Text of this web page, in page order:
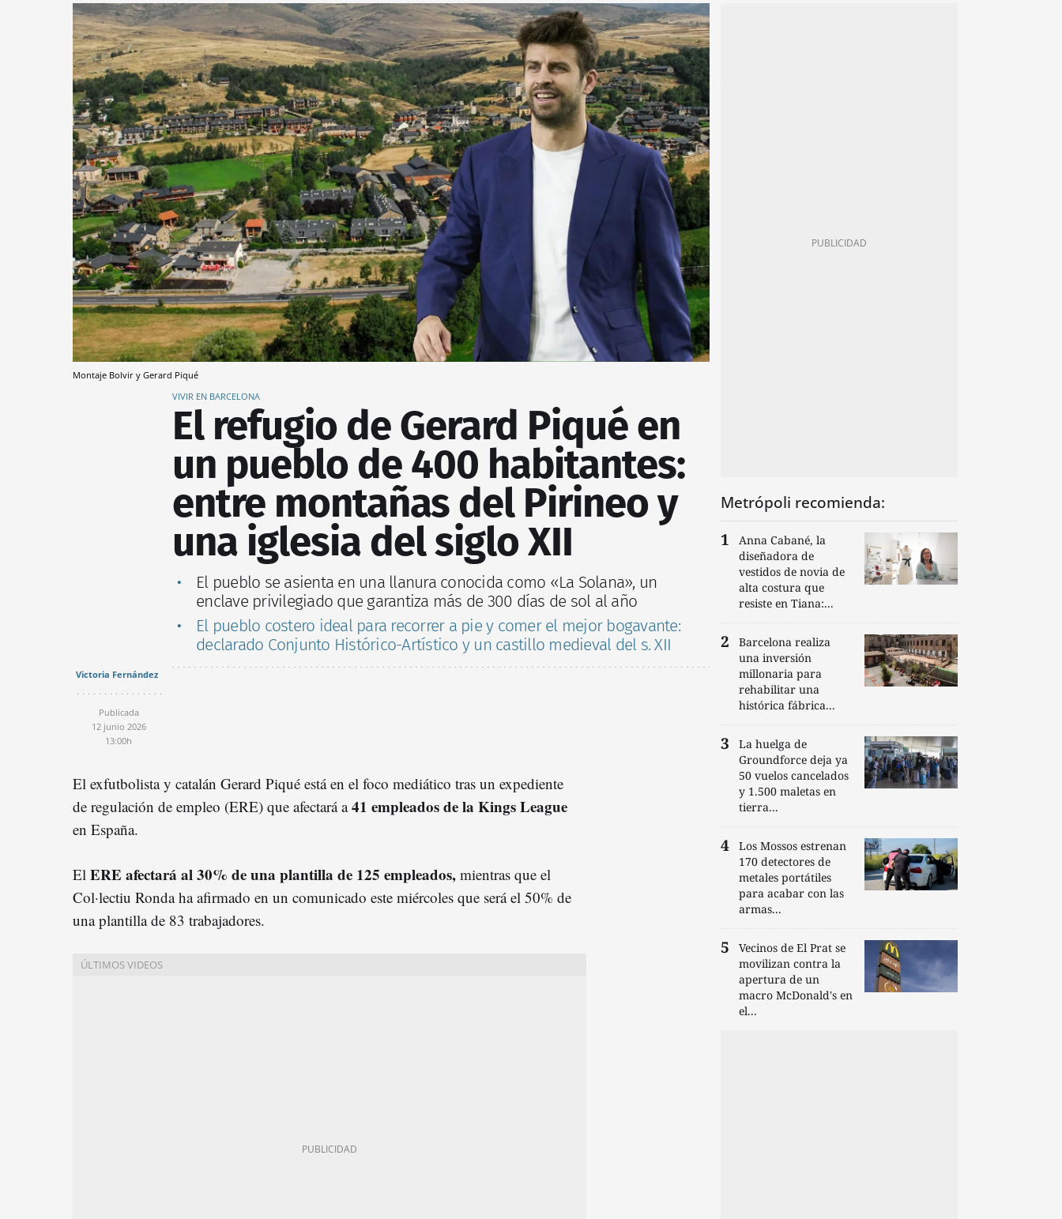
Montaje Bolvir y Gerard Piqué
VIVIR EN BARCELONA
El refugio de Gerard Piqué en
un pueblo de 400 habitantes:
entre montañas del Pirineo y
una iglesia del siglo XII
El pueblo se asienta en una llanura conocida como «La Solana», un
enclave privilegiado que garantiza más de 300 días de sol al año
El pueblo costero ideal para recorrer a pie y comer el mejor bogavante:
declarado Conjunto Histórico-Artístico y un castillo medieval del s. XII
Victoria Fernández
Publicada
12 junio 2026
13:00h
El exfutbolista y catalán Gerard Piqué está en el foco mediático tras un expediente
de regulación de empleo (ERE) que afectará a41 empleados de la Kings League
en España.
El ERE afectará al 30% de una plantilla de 125 empleados, mientras que el
Col·lectiu Ronda ha afirmado en un comunicado este miércoles que será el 50% de
una plantilla de 83 trabajadores.
Metrópoli recomienda:
Anna Cabané, la
diseñadora de
vestidos de novia de
alta costura que
resiste en Tiana:...
Barcelona realiza
una inversión
millonaria para
rehabilitar una
histórica fábrica...
La huelga de
Groundforce deja ya
50 vuelos cancelados
y 1.500 maletas en
tierra...
Los Mossos estrenan
170 detectores de
metales portátiles
para acabar con las
armas...
Vecinos de El Prat se
movilizan contra la
apertura de un
macro McDonald's en
el...